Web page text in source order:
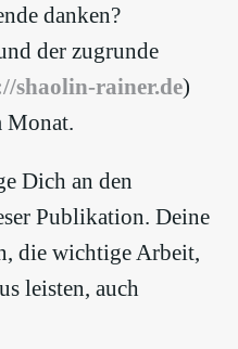
danken?
der zugrunde
shaolin-rainer.de)
Monat.
Dich an den
Publikation. Deine
die wichtige Arbeit,
leisten, auch